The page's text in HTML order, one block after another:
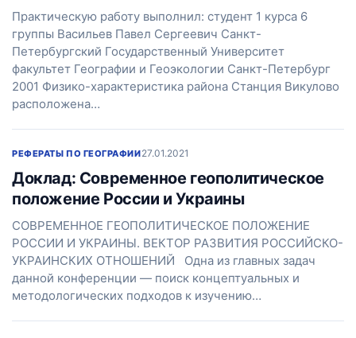
Практическую работу выполнил: студент 1 курса 6
группы Васильев Павел Сергеевич Санкт-
Петербургский Государственный Университет
факультет Географии и Геоэкологии Санкт-Петербург
2001 Физико-характеристика района Станция Викулово
расположена…
РЕФЕРАТЫ ПО ГЕОГРАФИИ27.01.2021
Доклад: Современное геополитическое
положение России и Украины
СОВРЕМЕННОЕ ГЕОПОЛИТИЧЕСКОЕ ПОЛОЖЕНИЕ
РОССИИ И УКРАИНЫ. ВЕКТОР РАЗВИТИЯ РОССИЙСКО-
УКРАИНСКИХ ОТНОШЕНИЙ Одна из главных задач
данной конференции — поиск концептуальных и
методологических подходов к изучению…